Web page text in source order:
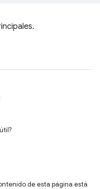
de esta página está